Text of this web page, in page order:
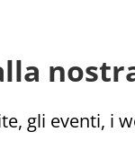
gli eventi, i